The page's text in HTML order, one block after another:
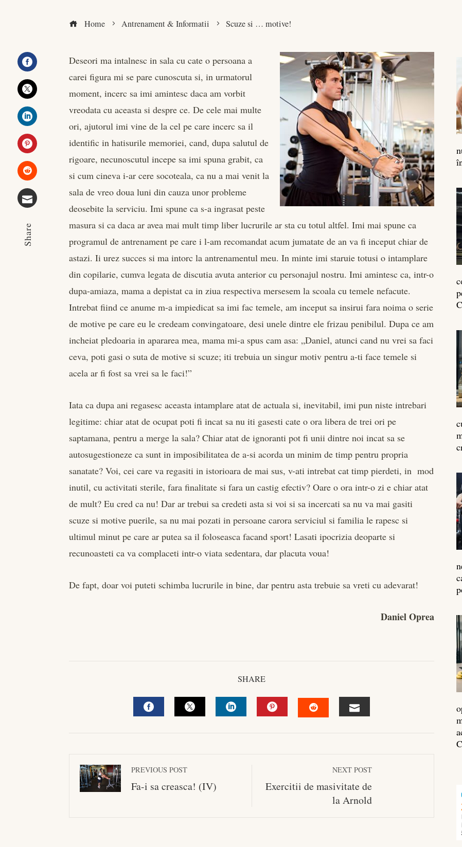
Home Antrenament & Informatii Scuze si … motive!
Facebook
Twitter
LinkedIn
Pinterest
Stumbleupon
Share
Deseori ma intalnesc in sala cu cate o persoana a
carei figura mi se pare cunoscuta si, in urmatorul
moment, incerc sa imi amintesc daca am vorbit
vreodata cu aceasta si despre ce. De cele mai multe
ori, ajutorul imi vine de la cel pe care incerc sa il
identific in hatisurile memoriei, cand, dupa salutul de
rigoare, necunoscutul incepe sa imi spuna grabit, ca
si cum cineva i-ar cere socoteala, ca nu a mai venit la
sala de vreo doua luni din cauza unor probleme
deosebite la serviciu. Imi spune ca s-a ingrasat peste
masura si ca daca ar avea mai mult timp liber lucrurile ar sta cu totul altfel. Imi mai spune ca
programul de antrenament pe care i l-am recomandat acum jumatate de an va fi inceput chiar de
astazi. Ii urez succes si ma intorc la antrenamentul meu. In minte imi staruie totusi o intamplare
din copilarie, cumva legata de discutia avuta anterior cu personajul nostru. Imi amintesc ca, intr-o
dupa-amiaza, mama a depistat ca in ziua respectiva mersesem la scoala cu temele nefacute.
Intrebat fiind ce anume m-a impiedicat sa imi fac temele, am inceput sa insirui fara noima o serie
de motive pe care eu le credeam convingatoare, desi unele dintre ele frizau penibilul. Dupa ce am
incheiat pledoaria in apararea mea, mama mi-a spus cam asa: „Daniel, atunci cand nu vrei sa faci
ceva, poti gasi o suta de motive si scuze; iti trebuia un singur motiv pentru a-ti face temele si
acela ar fi fost sa vrei sa le faci!”
Iata ca dupa ani regasesc aceasta intamplare atat de actuala si, inevitabil, imi pun niste intrebari
legitime: chiar atat de ocupat poti fi incat sa nu iti gasesti cate o ora libera de trei ori pe
saptamana, pentru a merge la sala? Chiar atat de ignoranti pot fi unii dintre noi incat sa se
autosugestioneze ca sunt in imposibilitatea de a-si acorda un minim de timp pentru propria
sanatate? Voi, cei care va regasiti in istorioara de mai sus, v-ati intrebat cat timp pierdeti, in mod
inutil, cu activitati sterile, fara finalitate si fara un castig efectiv? Oare o ora intr-o zi e chiar atat
de mult? Eu cred ca nu! Dar ar trebui sa credeti asta si voi si sa incercati sa nu va mai gasiti
scuze si motive puerile, sa nu mai pozati in persoane carora serviciul si familia le rapesc si
ultimul minut pe care ar putea sa il foloseasca facand sport! Lasati ipocrizia deoparte si
recunoasteti ca va complaceti intr-o viata sedentara, dar placuta voua!
De fapt, doar voi puteti schimba lucrurile in bine, dar pentru asta trebuie sa vreti cu adevarat!
Daniel Oprea
SHARE
PREVIOUS POST
Fa-i sa creasca! (IV)
NEXT POST
Exercitii de masivitate de
la Arnold